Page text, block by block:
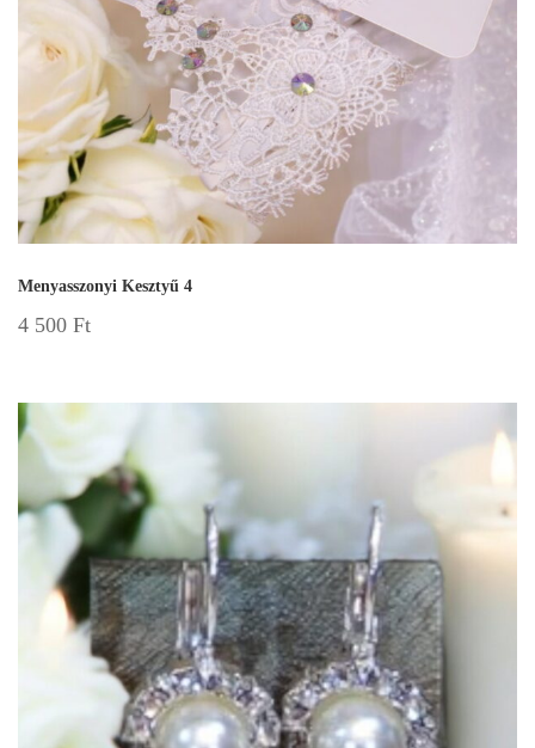
Menyasszonyi Kesztyű 4
4 500 Ft